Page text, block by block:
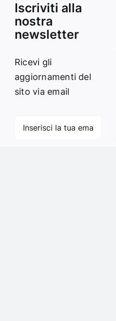
Iscriviti alla
nostra
newsletter
Ricevi gli
aggiornamenti del
sito via email